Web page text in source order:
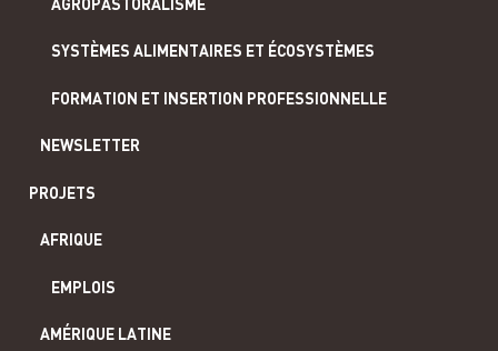
AGROPASTORALISME
SYSTÈMES ALIMENTAIRES ET ÉCOSYSTÈMES
FORMATION ET INSERTION PROFESSIONNELLE
NEWSLETTER
PROJETS
AFRIQUE
EMPLOIS
AMÉRIQUE LATINE